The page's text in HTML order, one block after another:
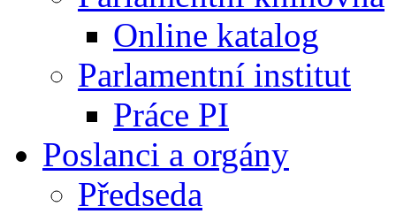
Online katalog
Parlamentní institut
Práce PI
Poslanci a orgány
Předseda